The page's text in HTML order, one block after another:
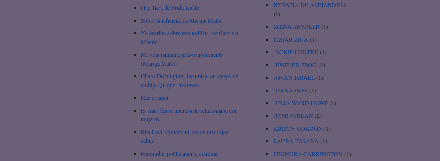
(Tic Tac), de Frida Kahlo
Sobre la infancia, de Maruja Mallo
Yo escribo sobre mis rodillas, de Gabriela
Mistral
Mi vida militante arte-conocimiento
(Maruja Mallo)
Charo Domínguez, insumisa, en apoyo de
su hijo Quique, insumiso
Haz el amor
Es más fácil e interesante relacionarse con
mujeres
Rita Levi-Montalcini, desde una vejez
sabia!
Feminidad políticamente extrema
HYPATIA DE ALEJANDRÍA
(1)
IRENA SENDLER (1)
ITZIAR ZIGA (1)
JACKIE LUDTKE(1)
JEWELED FROG (1)
JOVAN ISRAEL(1)
JUANA INÉS (1)
JULIA WARD HOWE(1)
JUNE JORDAN (2)
KRISTY GORDON (1)
LAURA TASADA (1)
LEONORA CARRINGTON (1)